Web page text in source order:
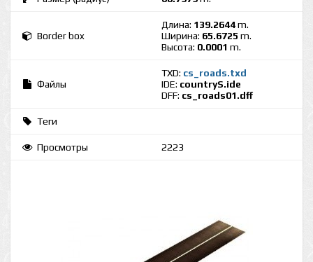
Border box
Длина: 139.2644m.
Ширина: 65.6725 m.
Высота: 0.0001 m.
Файлы
TXD: cs_roads.txd
IDE: countryS.ide
DFF: cs_roads01.dff
Теги
Просмотры 2223